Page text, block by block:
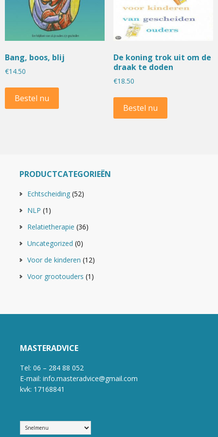
Bang, boos, blij
€14.50
Bestel nu
De koning trok uit om de
draak te doden
€18.50
Bestel nu
PRODUCTCATEGORIEËN
Echtscheiding (52)
NLP (1)
Relatietherapie (36)
Uncategorized (0)
Voor de kinderen (12)
Voor grootouders (1)
MASTERADVICE
Tel: 06 – 284 88 052
E-mail: info.masteradvice@gmail.com
kvk: 17168841